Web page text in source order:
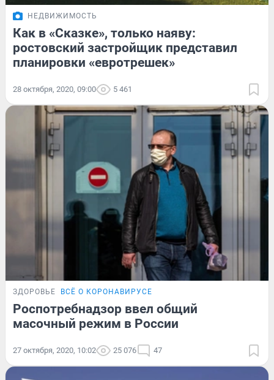
НЕДВИЖИМОСТЬ
Как в «Сказке», только наяву:
ростовский застройщик представил
планировки «евротрешек»
28 октября, 2020, 09:00 5 461
ЗДОРОВЬЕ ВСЁ О КОРОНАВИРУСЕ
Роспотребнадзор ввел общий
масочный режим в России
27 октября, 2020, 10:02 25 076 47